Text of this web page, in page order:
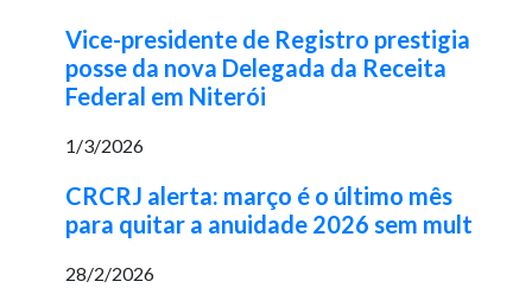
Vice-presidente de Registro prestigia
posse da nova Delegada da Receita
Federal em Niterói
1/3/2026
CRCRJ alerta: março é o último mês
para quitar a anuidade 2026 sem mult
28/2/2026